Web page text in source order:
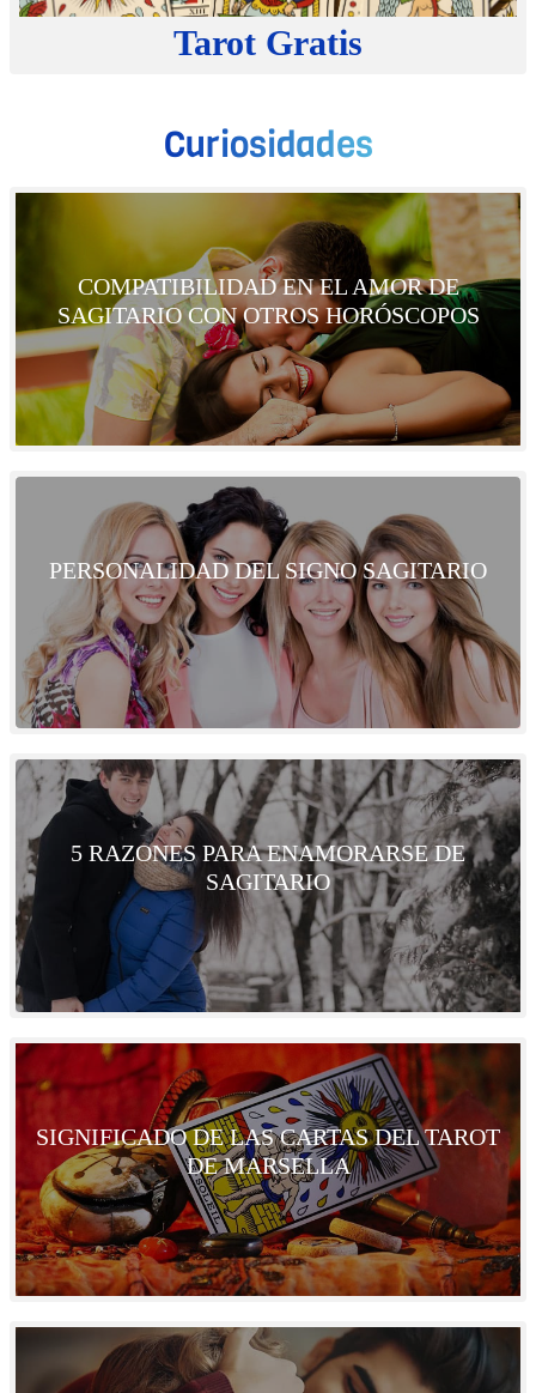
Tarot Gratis
Curiosidades
COMPATIBILIDAD EN EL AMOR DE
SAGITARIO CON OTROS HORÓSCOPOS
PERSONALIDAD DEL SIGNO SAGITARIO
5 RAZONES PARA ENAMORARSE DE
SAGITARIO
SIGNIFICADO DE LAS CARTAS DEL TAROT
DE MARSELLA